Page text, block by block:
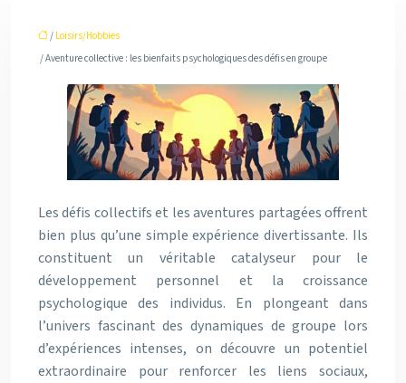
/ Loisirs/Hobbies
/ Aventure collective : les bienfaits psychologiques des défis en groupe
Les défis collectifs et les aventures partagées offrent
bien plus qu’une simple expérience divertissante. Ils
constituent un véritable catalyseur pour le
développement personnel et la croissance
psychologique des individus. En plongeant dans
l’univers fascinant des dynamiques de groupe lors
d’expériences intenses, on découvre un potentiel
extraordinaire pour renforcer les liens sociaux,